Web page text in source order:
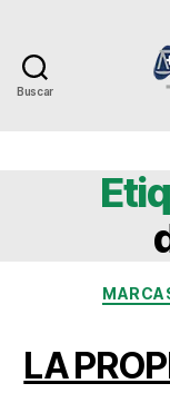
Buscar
LA